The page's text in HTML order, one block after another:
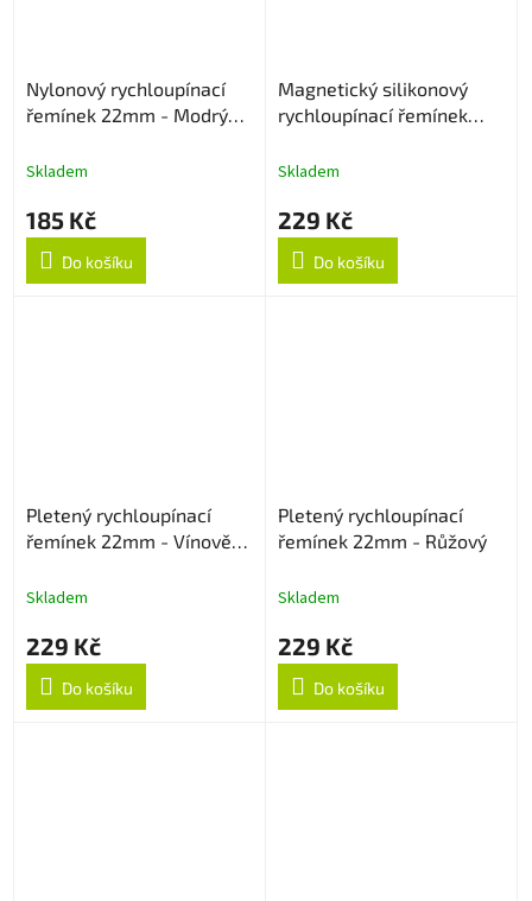
Nylonový rychloupínací
řemínek 22mm - Modrý
Skladem
185 Kč
Do košíku
Magnetický silikonový
rychloupínací řemínek
Skladem
229 Kč
Do košíku
Pletený rychloupínací
řemínek 22mm - Vínově
Skladem
229 Kč
Do košíku
Pletený rychloupínací
řemínek 22mm - Růžový
Skladem
229 Kč
Do košíku